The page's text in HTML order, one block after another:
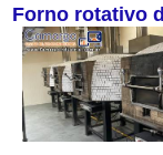
Forno rotativo